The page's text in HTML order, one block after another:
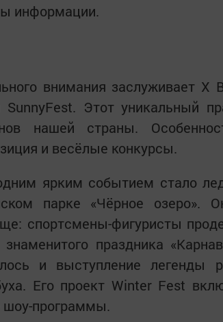
информации.
внимания заслуживает X
SunnyFest. Этот уникальный
нашей страны.
и весёлые конкурсы.
ярким событием стало
парке «Чёрное озеро».
спортсмены-фигуристы
знаменитого праздника
и выступление легенды
Его проект Winter Fest
шоу-программы.